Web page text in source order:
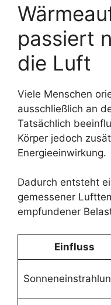
passiert
die Luft
Viele Menschen
ausschließlich an
Tatsächlich
Körper jedoch
Energieeinwirkung.
Dadurch entsteht
gemessener
empfundener
Einfluss